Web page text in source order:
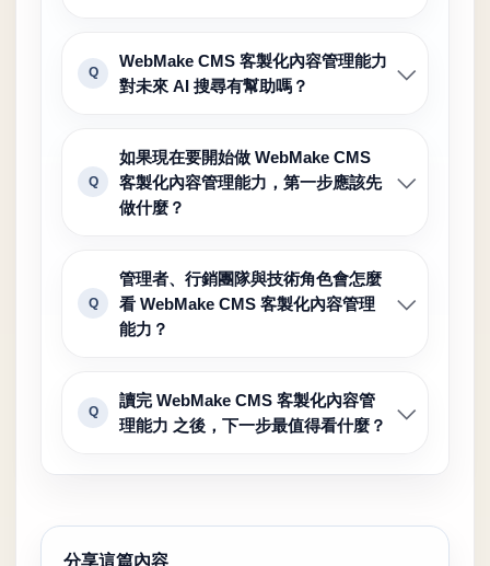
Q
WebMake CMS 客製化內容管理能力
對未來 AI 搜尋有幫助嗎？
Q
如果現在要開始做 WebMake CMS
客製化內容管理能力，第一步應該先
做什麼？
Q
管理者、行銷團隊與技術角色會怎麼
看 WebMake CMS 客製化內容管理
能力？
Q
讀完 WebMake CMS 客製化內容管
理能力 之後，下一步最值得看什麼？
分享這篇內容